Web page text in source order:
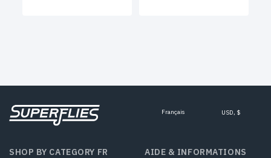
Français USD, $
SHOP BY CATEGORY FR
AIDE & INFORMATIONS